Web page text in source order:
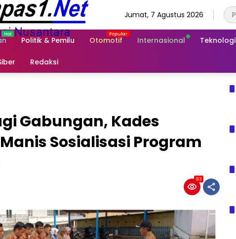
Jumat, 7 Agustus 2026
Politik & Pemilu Otomotif Internasional Teknologi
Redaksi
Gabungan, Kades
Sosialisasi Program
93